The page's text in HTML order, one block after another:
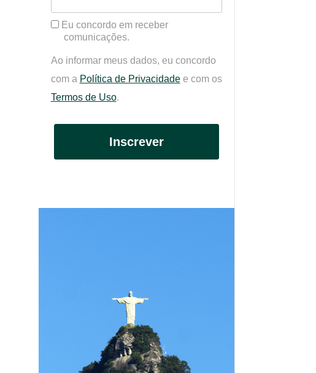
Eu concordo em receber
comunicações.
Ao informar meus dados, eu concordo
com a Política de Privacidadee com os
Termos de Uso.
Inscrever